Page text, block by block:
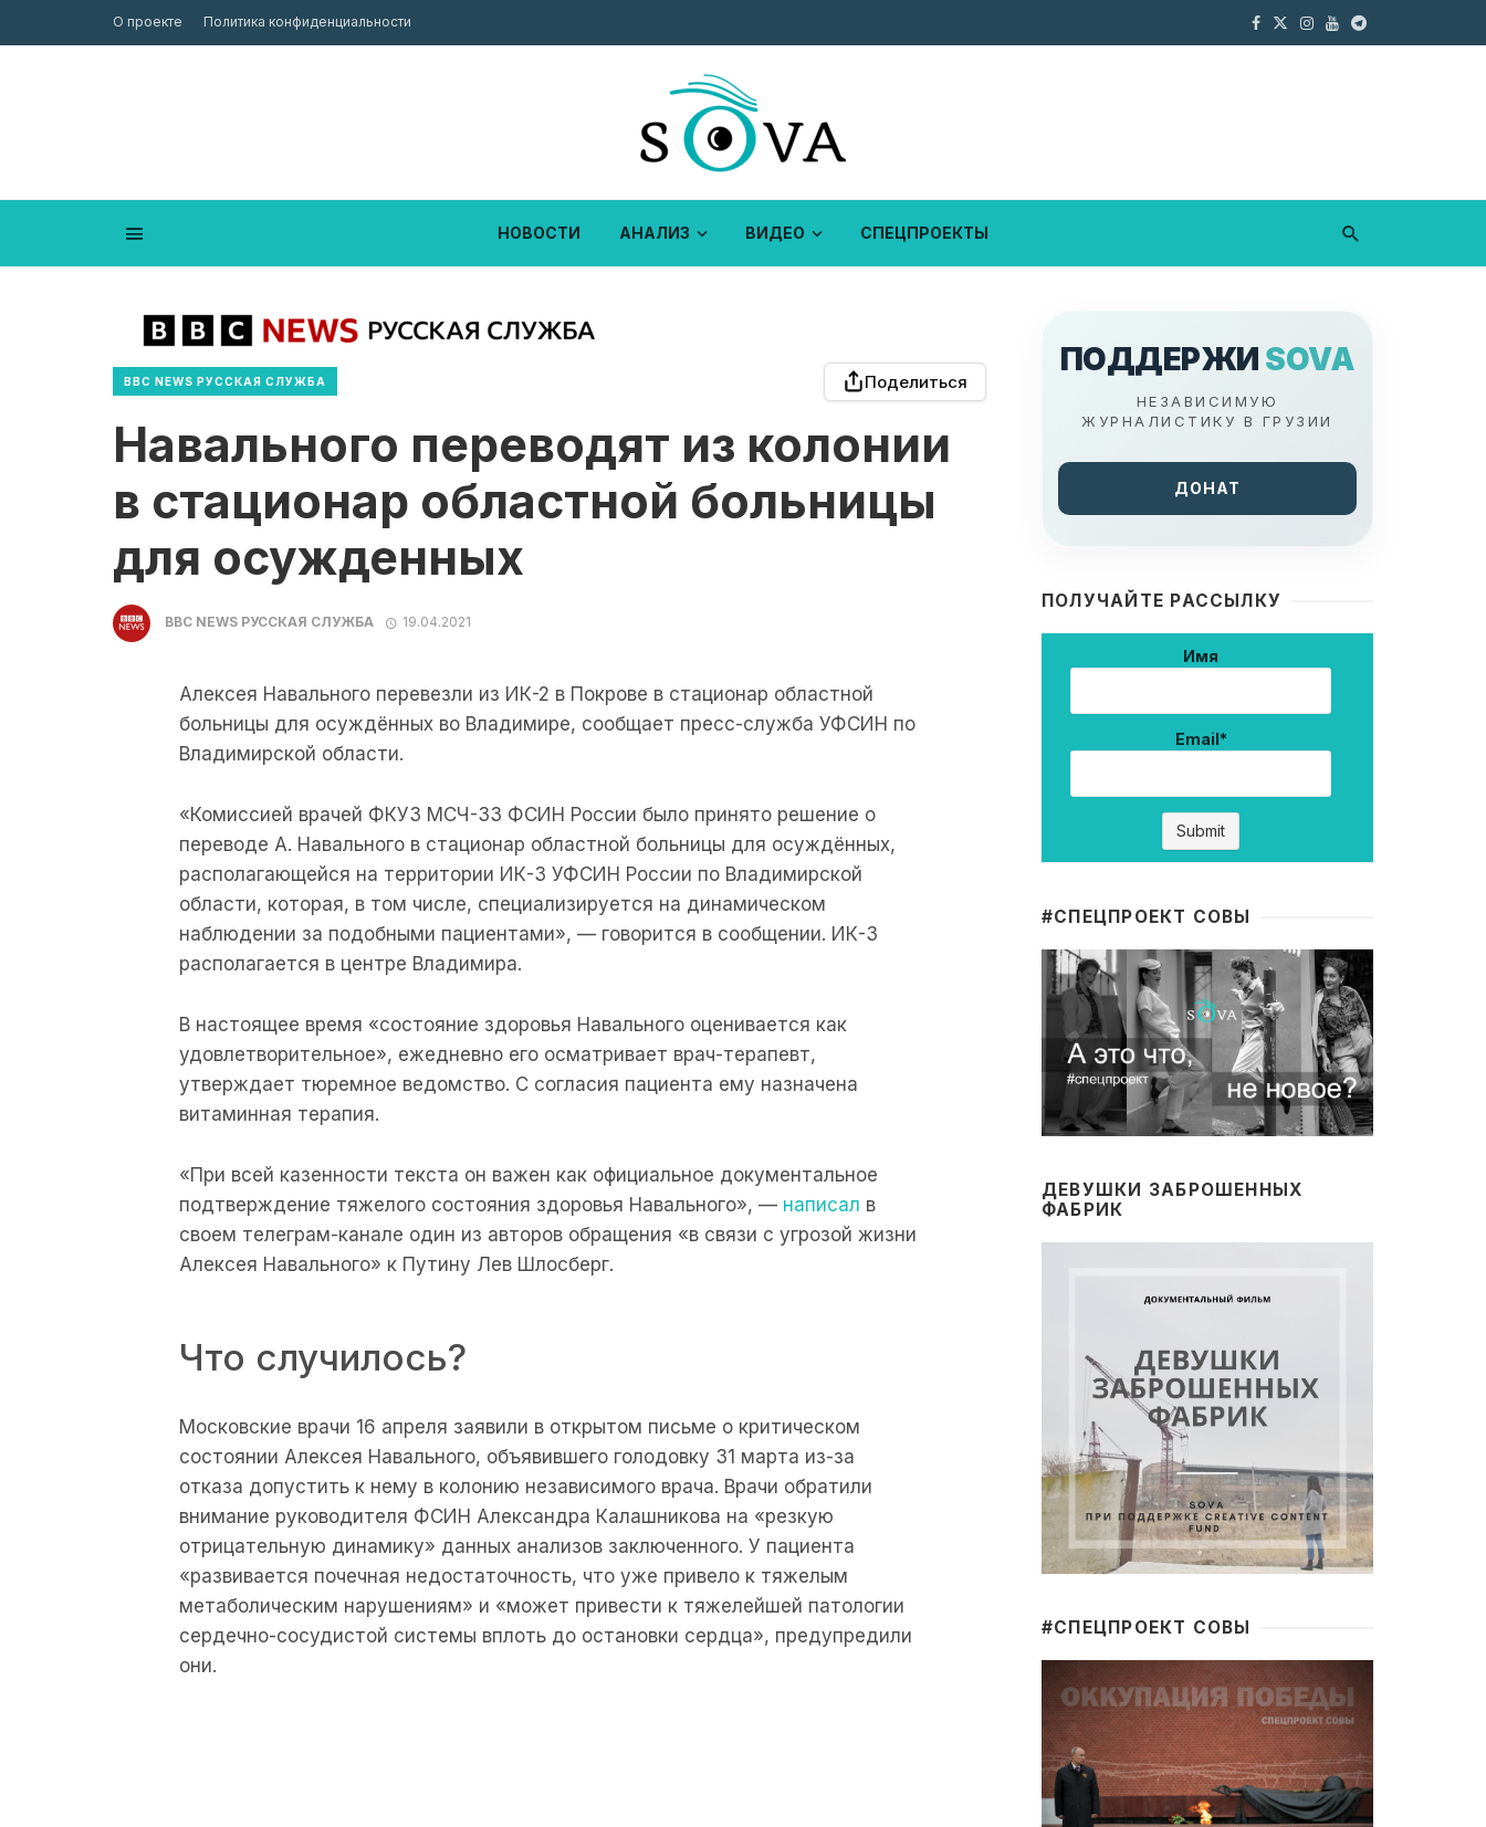
О проекте Политика конфиденциальности
НОВОСТИ АНАЛИЗ ВИДЕО СПЕЦПРОЕКТЫ
BBC NEWS РУССКАЯ СЛУЖБА Поделиться
Навального переводят из колонии
в стационар областной больницы
для осужденных
BBC NEWS РУССКАЯ СЛУЖБА 19.04.2021
Алексея Навального перевезли из ИК-2 в Покрове в стационар областной
больницы для осуждённых во Владимире, сообщает пресс-служба УФСИН по
Владимирской области.
«Комиссией врачей ФКУЗ МСЧ-33 ФСИН России было принято решение о
переводе А. Навального в стационар областной больницы для осуждённых,
располагающейся на территории ИК-3 УФСИН России по Владимирской
области, которая, в том числе, специализируется на динамическом
наблюдении за подобными пациентами», — говорится в сообщении. ИК-3
располагается в центре Владимира.
В настоящее время «состояние здоровья Навального оценивается как
удовлетворительное», ежедневно его осматривает врач-терапевт,
утверждает тюремное ведомство. С согласия пациента ему назначена
витаминная терапия.
«При всей казенности текста он важен как официальное документальное
подтверждение тяжелого состояния здоровья Навального», — написал в
своем телеграм-канале один из авторов обращения «в связи с угрозой жизни
Алексея Навального» к Путину Лев Шлосберг.
Что случилось?
Московские врачи 16 апреля заявили в открытом письме о критическом
состоянии Алексея Навального, объявившего голодовку 31 марта из-за
отказа допустить к нему в колонию независимого врача. Врачи обратили
внимание руководителя ФСИН Александра Калашникова на «резкую
отрицательную динамику» данных анализов заключенного. У пациента
«развивается почечная недостаточность, что уже привело к тяжелым
метаболическим нарушениям» и «может привести к тяжелейшей патологии
сердечно-сосудистой системы вплоть до остановки сердца», предупредили
они.
ПОДДЕРЖИ SOVA
НЕЗАВИСИМУЮ
ЖУРНАЛИСТИКУ В ГРУЗИИ
ДОНАТ
ПОЛУЧАЙТЕ РАССЫЛКУ
Имя
Email*
#CПЕЦПРОЕКТ СОВЫ
ДЕВУШКИ ЗАБРОШЕННЫХ
ФАБРИК
#CПЕЦПРОЕКТ СОВЫ